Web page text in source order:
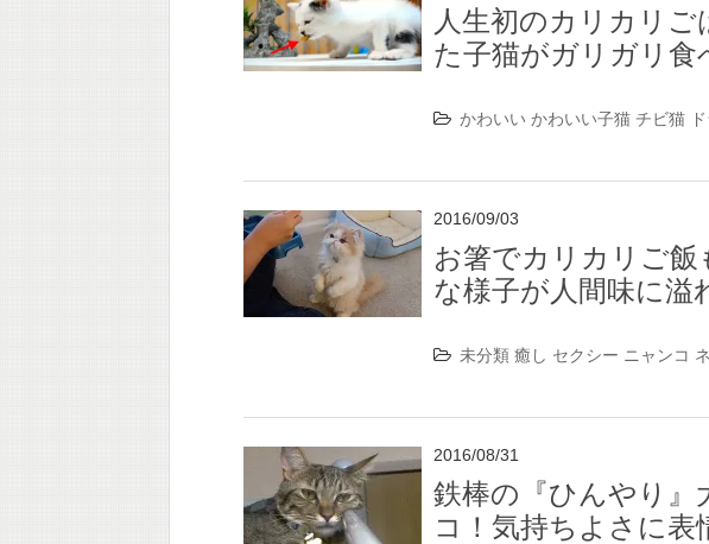
人生初のカリカリご
た子猫がガリガリ食
かわいい かわいい子猫 チビ猫
2016/09/03
お箸でカリカリご飯
な様子が人間味に溢
未分類 癒し セクシー ニャンコ
2016/08/31
鉄棒の『ひんやり』
コ！気持ちよさに